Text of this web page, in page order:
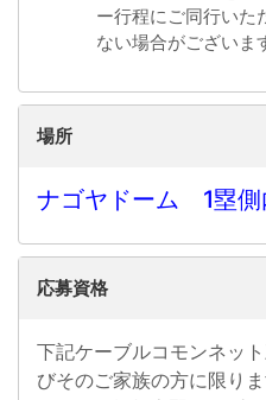
ー行程にご同行いた
ない場合がございま
場所
ナゴヤドーム 1塁側
応募資格
下記ケーブルコモンネッ
びそのご家族の方に限りま